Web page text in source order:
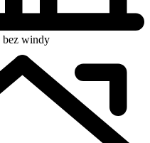
bez windy